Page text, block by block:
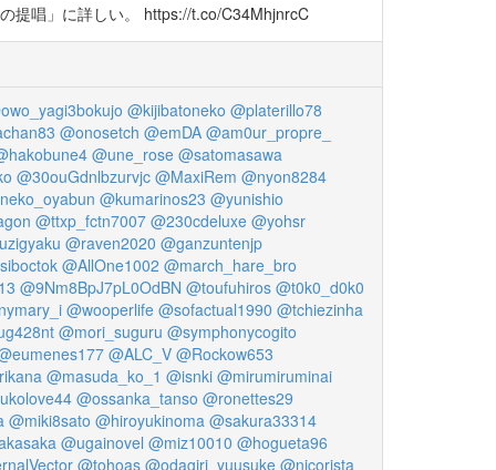
提唱」に詳しい。 https://t.co/C34MhjnrcC
@kijibatoneko @platerillo78
@onosetch @emDA @am0ur_propre_
@une_rose @satomasawa
@30ouGdnlbzurvjc @MaxiRem @nyon8284
@kumarinos23 @yunishio
@ttxp_fctn7007 @230cdeluxe @yohsr
@raven2020 @ganzuntenjp
@AllOne1002 @march_hare_bro
@9Nm8BpJ7pL0OdBN @toufuhiros @t0k0_d0k0
@wooperlife @sofactual1990 @tchiezinha
@mori_suguru @symphonycogito
@ALC_V @Rockow653
@masuda_ko_1 @isnki @mirumiruminai
@ossanka_tanso @ronettes29
@miki8sato @hiroyukinoma @sakura33314
@ugainovel @miz10010 @hogueta96
@tohoas @odagiri_yuusuke @nicorista